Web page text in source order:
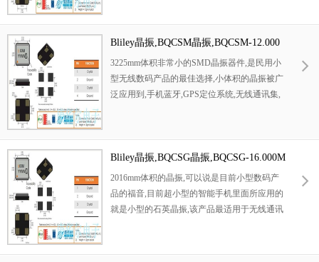
点,产品本身编带包装方式,可对应自动高速贴
片机应用,以及高温回流焊接（产品无铅对
应）,为无铅产品.
Bliley晶振,BQCSM晶振,BQCSM-12.000
MHZMF-BCDFT晶振
3225mm体积非常小的SMD晶振器件,是民用小
型无线数码产品的最佳选择,小体积的晶振被广
泛应用到,手机蓝牙,GPS定位系统,无线通讯集,
符合RoHS/无铅.
Bliley晶振,BQCSG晶振,BQCSG-16.000M
HZMF-BCDAT晶振
2016mm体积的晶振,可以说是目前小型数码产
品的福音,目前超小型的智能手机里面所应用的
就是小型的石英晶振,该产品最适用于无线通讯
点,产品本身编带包装方式,可对应自动高速贴